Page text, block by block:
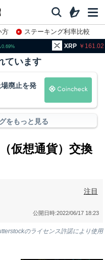
方
ステーキング利率比較
161.02
ています
廃止を発
をもっと見る
仮想通貨）交換
注目
公開日時:2022/06/17 18:23
のライセンス許諾により使用